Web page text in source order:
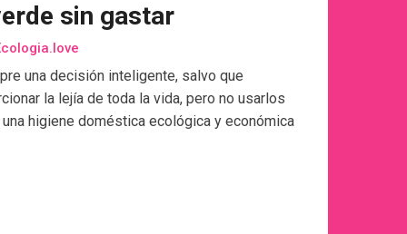
sin gastar
una decisión inteligente, salvo que
la lejía de toda la vida, pero no usarlos
higiene doméstica ecológica y económica